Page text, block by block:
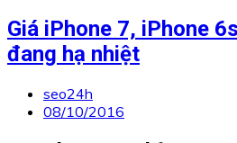
Giá iPhone 7, iPhone
đang hạ nhiệt
seo24h
08/10/2016